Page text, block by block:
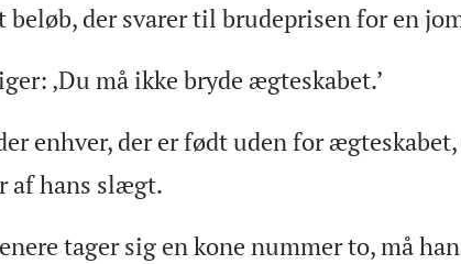
der svarer til brudeprisen for en
‚Du må ikke bryde ægteskabet.’
enhver, der er født uden for ægteskabet,
af hans slægt.
tager sig en kone nummer to, må